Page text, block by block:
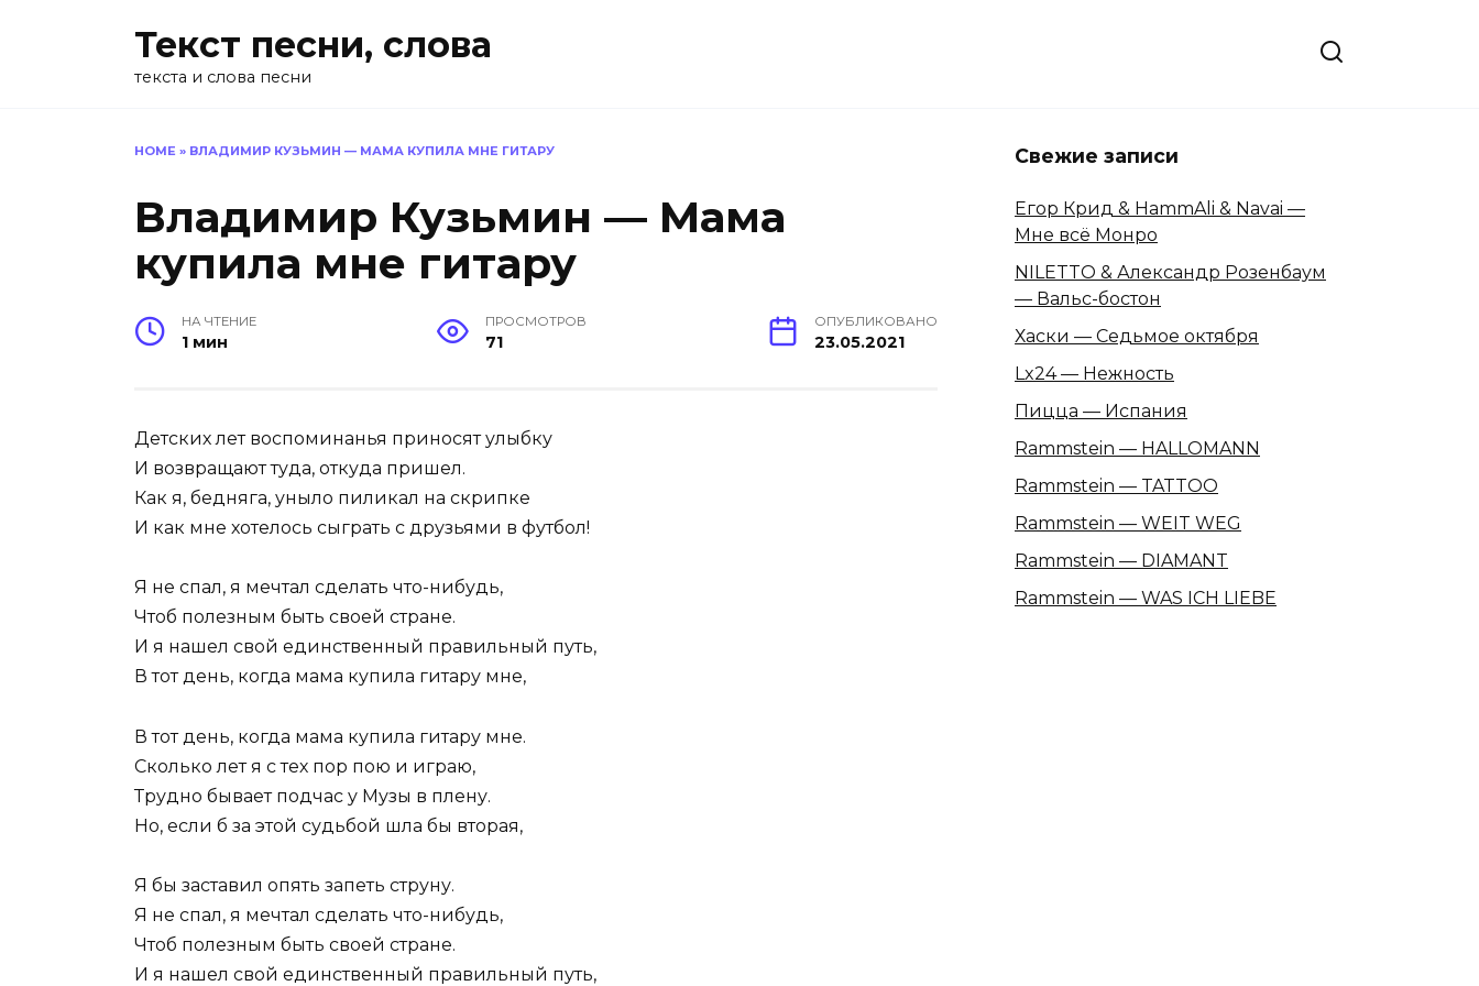
Текст песни, слова
текста и слова песни
HOME » ВЛАДИМИР КУЗЬМИН — МАМА КУПИЛА МНЕ ГИТАРУ
Владимир Кузьмин — Мама
купила мне гитару
НА ЧТЕНИЕ
1 мин
ПРОСМОТРОВ
71
ОПУБЛИКОВАНО
23.05.2021
Детских лет воспоминанья приносят улыбку
И возвращают туда, откуда пришел.
Как я, бедняга, уныло пиликал на скрипке
И как мне хотелось сыграть с друзьями в футбол!
Я не спал, я мечтал сделать что-нибудь,
Чтоб полезным быть своей стране.
И я нашел свой единственный правильный путь,
В тот день, когда мама купила гитару мне,
В тот день, когда мама купила гитару мне.
Сколько лет я с тех пор пою и играю,
Трудно бывает подчас у Музы в плену.
Но, если б за этой судьбой шла бы вторая,
Я бы заставил опять запеть струну.
Я не спал, я мечтал сделать что-нибудь,
Чтоб полезным быть своей стране.
И я нашел свой единственный правильный путь,
Свежие записи
Егор Крид & HammAli & Navai —
Мне всё Монро
NILETTO & Александр Розенбаум
— Вальс-бостон
Хаски — Седьмое октября
Lx24 — Нежность
Пицца — Испания
Rammstein — HALLOMANN
Rammstein — TATTOO
Rammstein — WEIT WEG
Rammstein — DIAMANT
Rammstein — WAS ICH LIEBE